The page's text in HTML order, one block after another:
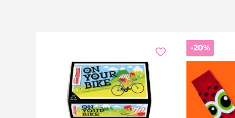
-20%Sconto